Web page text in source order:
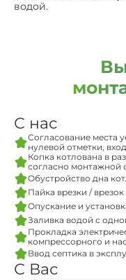
водой.
С нас
Согласование места
нулевой отметки,
Копка котлована в
согласно монтажной
Обустройство дна
Пайка врезки /
Опускание и
Заливка водой с
Прокладка
компрессорного и
Ввод септика в
С Вас